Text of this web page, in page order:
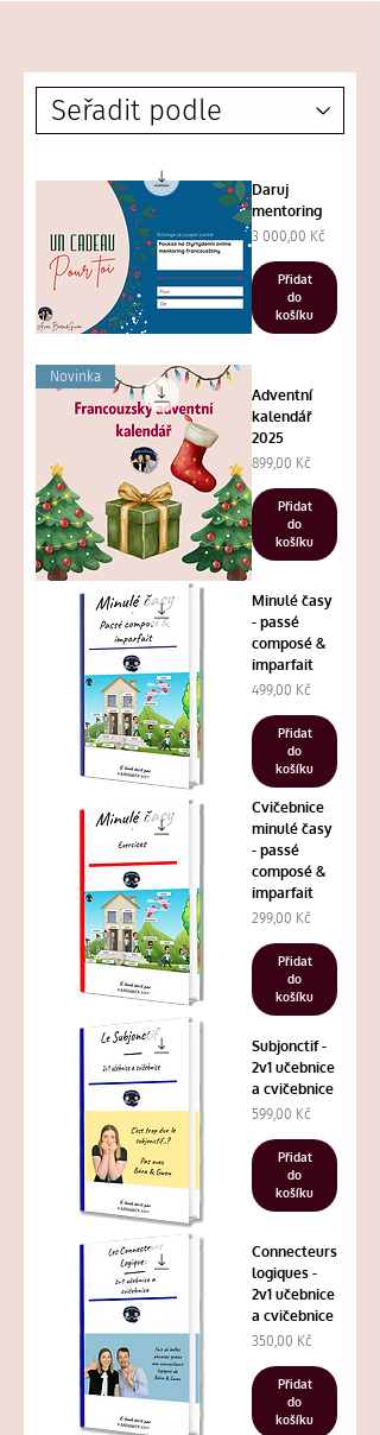
Daruj
mentoring
Cena
3 000,00 Kč
Přidat
do
košíku
Novinka
Adventní
kalendář
2025
Cena
899,00 Kč
Přidat
do
košíku
Minulé časy
- passé
composé &
imparfait
Cena
499,00 Kč
Přidat
do
košíku
Cvičebnice
minulé časy
- passé
composé &
imparfait
Cena
299,00 Kč
Přidat
do
košíku
Subjonctif -
2v1 učebnice
a cvičebnice
Cena
599,00 Kč
Přidat
do
košíku
Connecteurs
logiques -
2v1 učebnice
a cvičebnice
Cena
350,00 Kč
Přidat
do
košíku